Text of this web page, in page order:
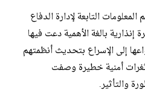
التابعة لإدارة الدفاع
16 شتنبر 2025، نشرة إنذارية بالغة الأهمية دعت فيها
إلى الإسراع بتحديث أنظمتهم
أمنية خطيرة وصفت
والتأثير.